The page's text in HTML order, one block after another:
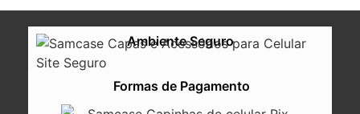
Ambiente Seguro
Formas de Pagamento